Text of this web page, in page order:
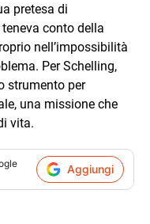
pretesa di
conto della
nell’impossibilità
Per Schelling,
strumento per
una missione che
vita.
Aggiungi